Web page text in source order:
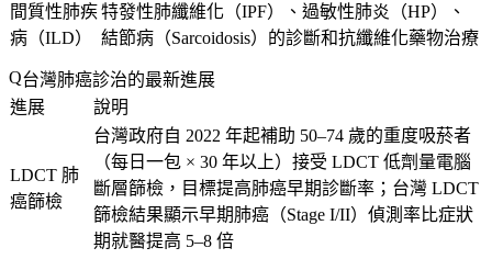
間質性肺疾
病（ILD）
特發性肺纖維化（IPF）、過敏性肺炎（HP）、
結節病（Sarcoidosis）的診斷和抗纖維化藥物治療
台灣肺癌診治的最新進展
進展
說明
LDCT 肺
癌篩檢
台灣政府自 2022 年起補助 50–74 歲的重度吸菸者
（每日一包 × 30 年以上）接受 LDCT 低劑量電腦
斷層篩檢，目標提高肺癌早期診斷率；台灣 LDCT
篩檢結果顯示早期肺癌（Stage I/II）偵測率比症狀
期就醫提高 5–8 倍